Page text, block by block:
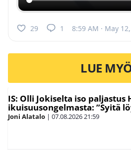
29 1 8:59 AM · May
LUE
IS: Olli Jokiselta iso paljastus
ikuisuusongelmasta: ”Syitä
Joni Alatalo | 07.08.202621:59